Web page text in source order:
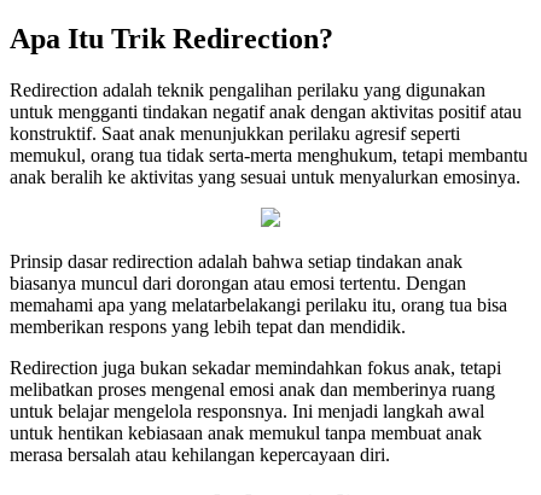
Apa Itu Trik Redirection?
Redirection adalah teknik pengalihan perilaku yang digunakan
untuk mengganti tindakan negatif anak dengan aktivitas positif atau
konstruktif. Saat anak menunjukkan perilaku agresif seperti
memukul, orang tua tidak serta-merta menghukum, tetapi membantu
anak beralih ke aktivitas yang sesuai untuk menyalurkan emosinya.
Prinsip dasar redirection adalah bahwa setiap tindakan anak
biasanya muncul dari dorongan atau emosi tertentu. Dengan
memahami apa yang melatarbelakangi perilaku itu, orang tua bisa
memberikan respons yang lebih tepat dan mendidik.
Redirection juga bukan sekadar memindahkan fokus anak, tetapi
melibatkan proses mengenal emosi anak dan memberinya ruang
untuk belajar mengelola responsnya. Ini menjadi langkah awal
untuk hentikan kebiasaan anak memukul tanpa membuat anak
merasa bersalah atau kehilangan kepercayaan diri.